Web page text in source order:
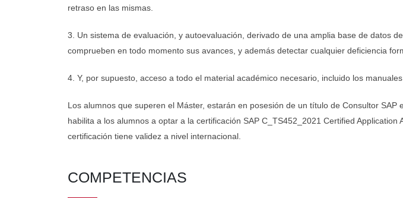
retraso en las mismas.
3. Un sistema de evaluación, y autoevaluación, derivado de una amplia base de datos
comprueben en todo momento sus avances, y además detectar cualquier deficiencia
4. Y, por supuesto, acceso a todo el material académico necesario, incluido los
Los alumnos que superen el Máster, estarán en posesión de un título de Consultor
habilita a los alumnos a optar a la certificación SAP C_TS452_2021 Certified
certificación tiene validez a nivel internacional.
COMPETENCIAS